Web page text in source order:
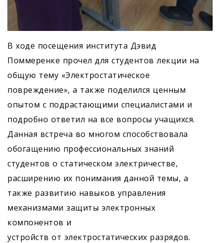
В ходе посещения института Дэвид
Поммеренке прочел для студентов лекции на
общую тему «Электростатическое
повреждение», а также поделился ценным
опытом с подрастающими специалистами и
подробно ответил на все вопросы учащихся.
Данная встреча во многом способствовала
обогащению профессиональных знаний
студентов о статическом электричестве,
расширению их понимания данной темы, а
также развитию навыков управления
механизмами защиты электронных
компонентов и
устройств от электростатических разрядов.